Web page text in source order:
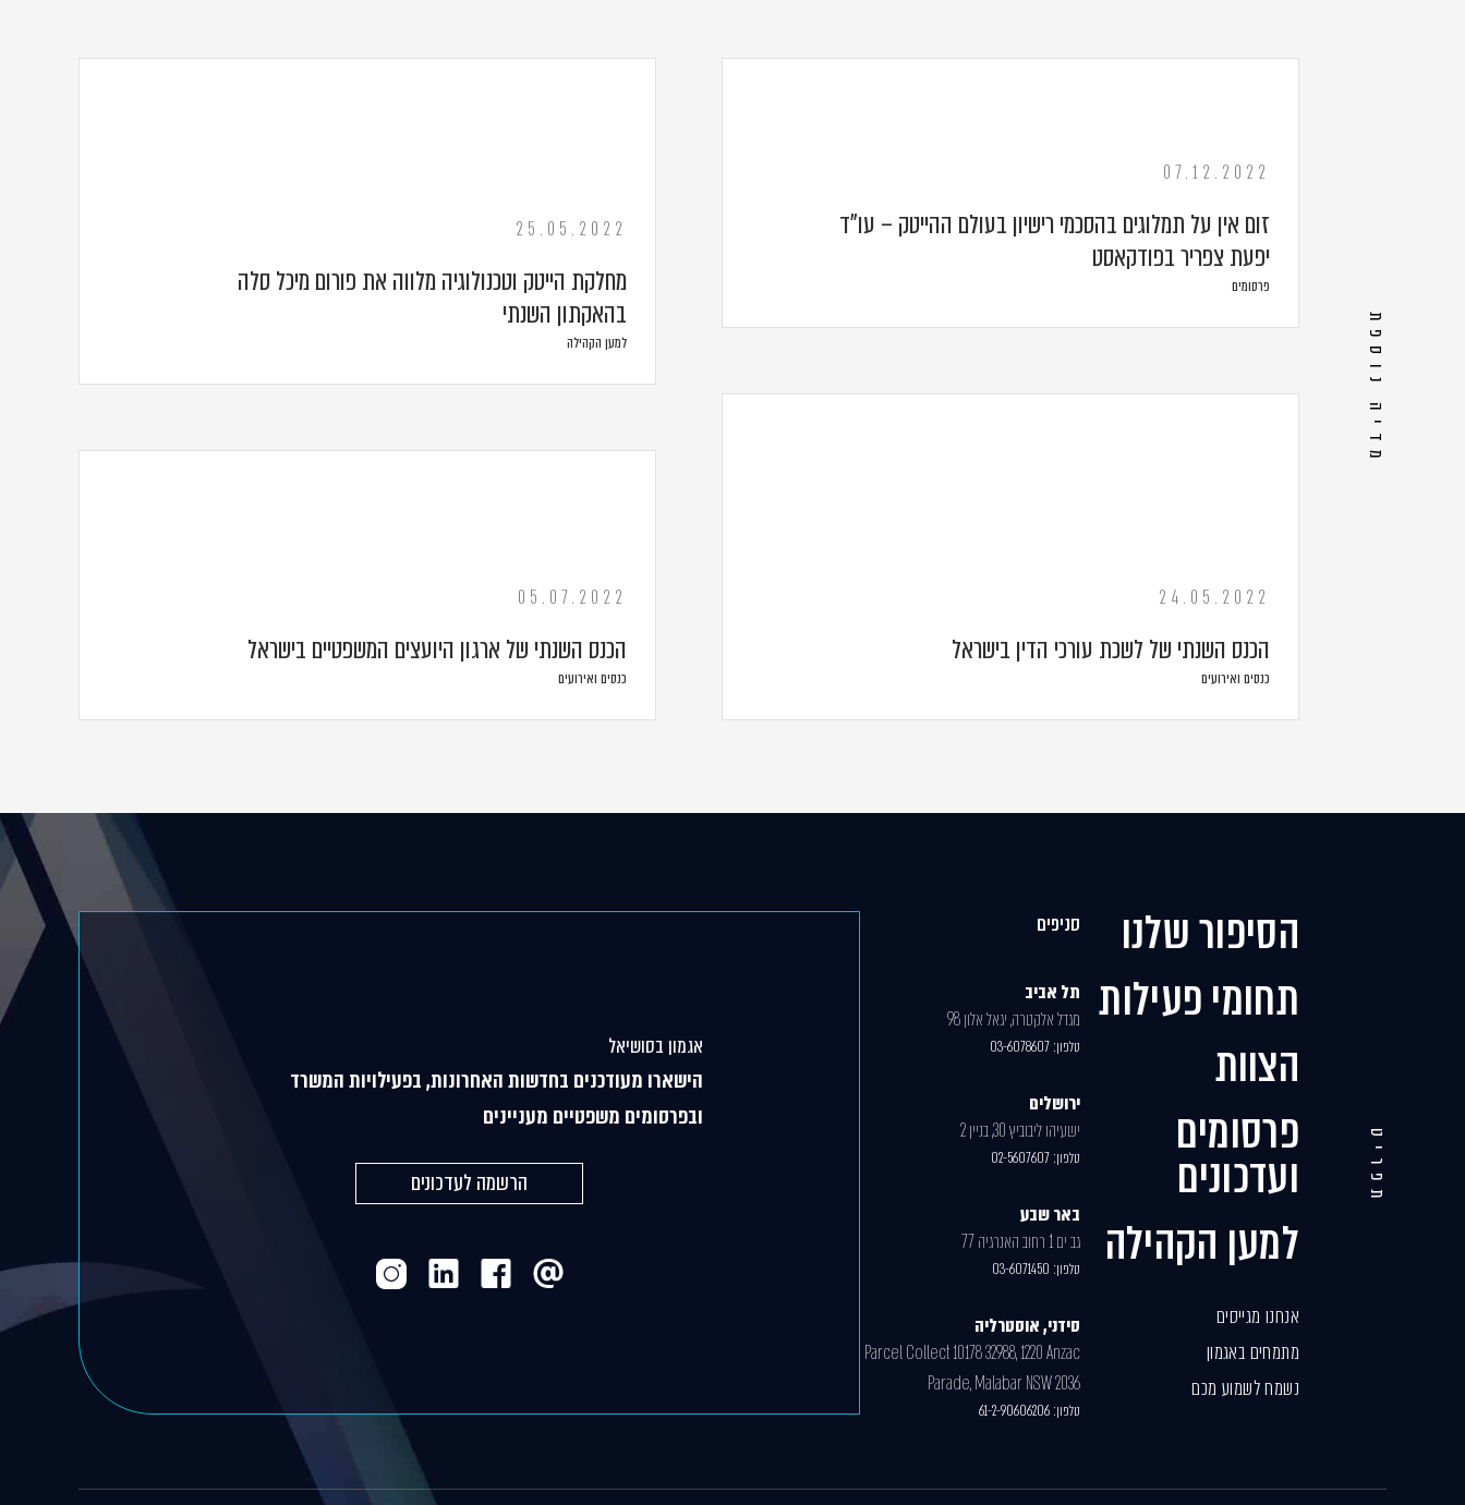
מדיה נוספת
07.12.2022
זום אין על תמלוגים בהסכמי רישיון בעולם ההייטק – עו"ד
יפעת צפריר בפודקאסט
פרסומים
25.05.2022
מחלקת הייטק וטכנולוגיה מלווה את פורום מיכל סלה
בהאקתון השנתי
למען הקהילה
24.05.2022
הכנס השנתי של לשכת עורכי הדין בישראל
כנסים ואירועים
05.07.2022
הכנס השנתי של ארגון היועצים המשפטיים בישראל
כנסים ואירועים
תפריט
הסיפור שלנו
תחומי פעילות
הצוות
פרסומים
ועדכונים
למען הקהילה
אנחנו מגייסים
מתמחים באגמון
נשמח לשמוע מכם
סניפים
תל אביב
מגדל אלקטרה, יגאל אלון 98
טלפון: 03-6078607
ירושלים
ישעיהו ליבוביץ 30, בניין 2
טלפון: 02-5607607
באר שבע
גב ים 1 רחוב האנרגיה 77
טלפון: 03-6071450
סידני, אוסטרליה
Parcel Collect 10178 32988, 1220 Anzac
Parade, Malabar NSW 2036
טלפון: 61-2-90606206
אגמון בסושיאל
הישארו מעודכנים בחדשות האחרונות, בפעילויות המשרד
ובפרסומים משפטיים מעניינים
הרשמה לעדכונים